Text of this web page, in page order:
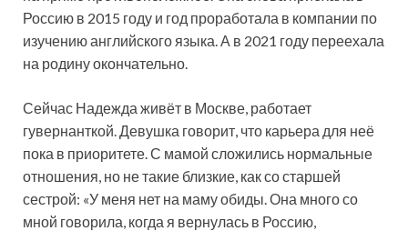
Россию в 2015 году и год проработала в компании по
изучению английского языка. А в 2021 году переехала
на родину окончательно.
Сейчас Надежда живёт в Москве, работает
гувернанткой. Девушка говорит, что карьера для неё
пока в приоритете. С мамой сложились нормальные
отношения, но не такие близкие, как со старшей
сестрой: «У меня нет на маму обиды. Она много со
мной говорила, когда я вернулась в Россию,